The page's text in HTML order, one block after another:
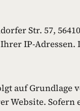
Str. 57,
IP-
auf Grundlage
Website.